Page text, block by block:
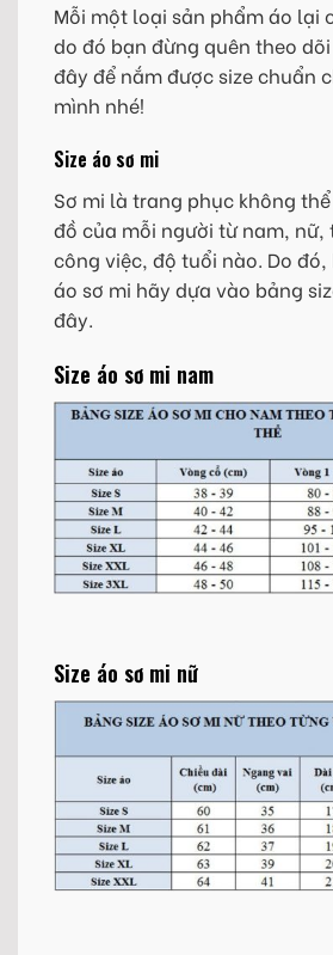
Mỗi một loại sản phẩm áo lại
do đó bạn đừng quên theo
đây để nắm được size chuẩn
mình nhé!
Size áo sơ mi
Sơ mi là trang phục không
đồ của mỗi người từ nam, nữ,
công việc, độ tuổi nào. Do
áo sơ mi hãy dựa vào bảng
đây.
Size áo sơ mi nam
Size áo sơ mi nữ